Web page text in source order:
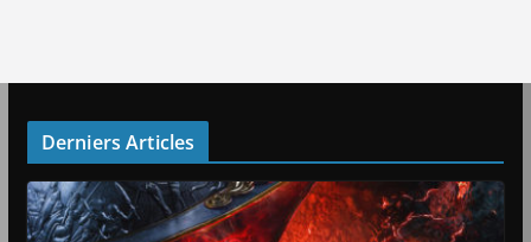
Derniers Articles